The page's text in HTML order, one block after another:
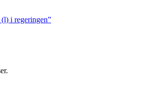
(l) i regeringen”